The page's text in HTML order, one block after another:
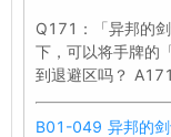
Q171：「异邦的
下，可以将手牌的
到退避区吗？
B01-049 异邦的